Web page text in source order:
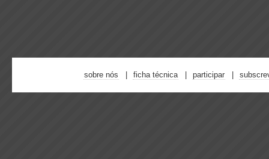
sobre nós ficha técnica participar